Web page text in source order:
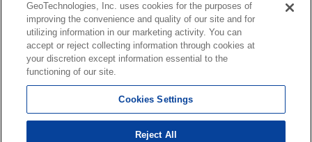
法人向け地図・位置情報サービス WEBサイト・システム向け地
図API Windows PC向け地図開発キット MapFan DB 住所確認
サービス
MAP WORLD+ トリマ広告 Geo-Research
カーナビ地図更新サービス
MapFan スマートメンバーズ カロッツェリア地図割プラス
KENWOOD MapFan Club
GeoTechnologies, Inc. uses cookies for the purposes of
improving the convenience and quality of our site and for
utilizing information in our marketing activity. You can
accept or reject collecting information through cookies at
your discretion except information essential to the
functioning of our site.
Cookies Settings
Reject All